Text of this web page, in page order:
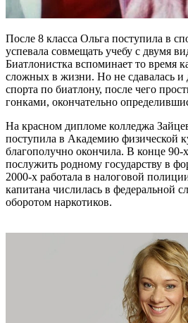
После 8 класса Ольга поступила в
успевала совмещать учебу с двумя
Биатлонистка вспоминает то время
сложных в жизни. Но не сдавалась и
спорта по биатлону, после чего
гонками, окончательно
На красном дипломе колледжа
поступила в Академию физической
благополучно окончила. В конце 90-
послужить родному государству в
2000-х работала в налоговой
капитана числилась в федеральной
оборотом наркотиков.